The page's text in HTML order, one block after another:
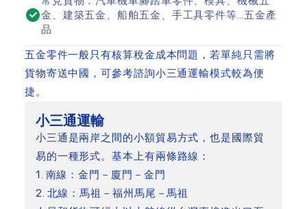
金、建築五金、船舶五金、手工具零件等…五金產
品
五金零件一般只有核算稅金成本問題，若單純只需將
貨物寄送中國，可參考諮詢小三通運輸模式較為便
捷。
小三通運輸
小三通是兩岸之間的小額貿易方式，也是國際貿
易的一種形式。基本上有兩條路線：
1. 南線：金門－廈門－金門
2. 北線：馬祖－福州馬尾－馬祖